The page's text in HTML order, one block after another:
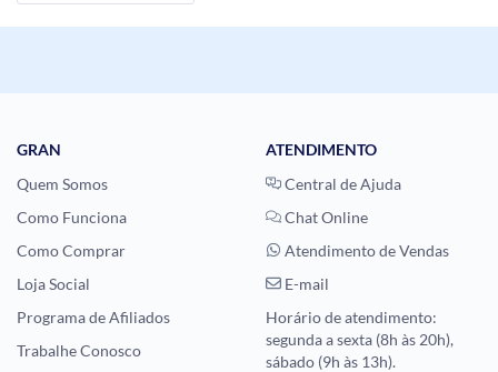
GRAN
Quem Somos
Como Funciona
Como Comprar
Loja Social
Programa de Afiliados
Trabalhe Conosco
ATENDIMENTO
Central de Ajuda
Chat Online
Atendimento de Vendas
E-mail
Horário de atendimento:
segunda a sexta (8h às 20h),
sábado (9h às 13h).